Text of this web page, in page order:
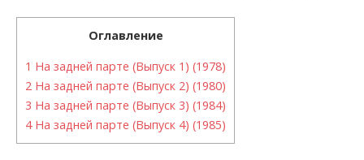
Оглавление
1 На задней парте (Выпуск 1) (1978)
2 На задней парте (Выпуск 2) (1980)
3 На задней парте (Выпуск 3) (1984)
4На задней парте (Выпуск 4) (1985)